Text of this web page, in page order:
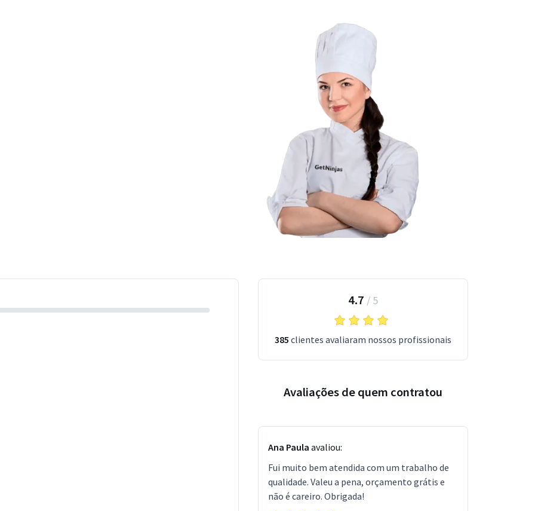
4.7 / 5
385 clientes avaliaram nossos profissionais
Avaliações de quem contratou
Ana Paula avaliou:
Fui muito bem atendida com um trabalho de
qualidade. Valeu a pena, orçamento grátis e
não é careiro. Obrigada!